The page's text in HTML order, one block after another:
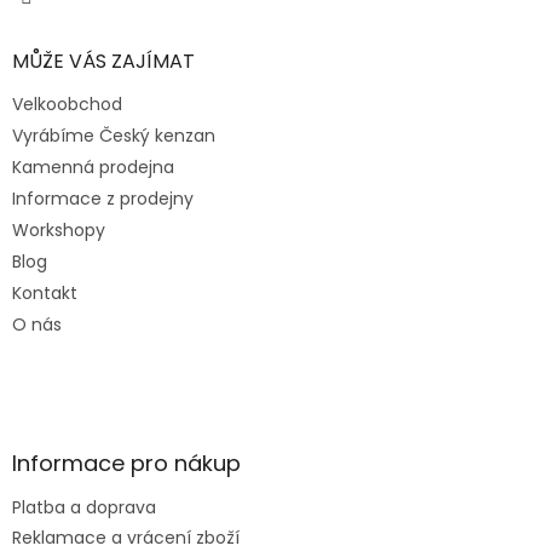
MŮŽE VÁS ZAJÍMAT
Velkoobchod
Vyrábíme Český kenzan
Kamenná prodejna
Informace z prodejny
Workshopy
Blog
Kontakt
O nás
Informace pro nákup
Platba a doprava
Reklamace a vrácení zboží